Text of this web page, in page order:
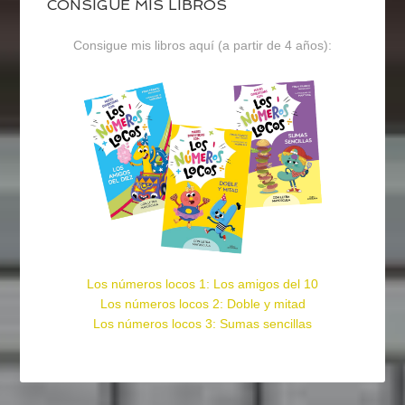
CONSIGUE MIS LIBROS
Consigue mis libros aquí (a partir de 4 años):
Los números locos 1: Los amigos del 10
Los números locos 2: Doble y mitad
Los números locos 3: Sumas sencillas